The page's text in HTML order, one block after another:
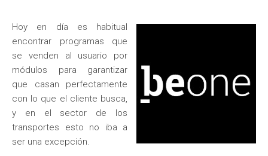
Hoy en día es habitual
encontrar programas que
se venden al usuario por
módulos para garantizar
que casan perfectamente
con lo que el cliente busca,
y en el sector de los
transportes esto no iba a
ser una excepción.